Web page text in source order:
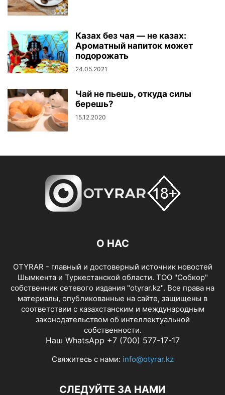
Казах без чая — не казах:
Ароматный напиток может
подорожать
24.05.2021
Чай не пьешь, откуда силы
берешь?
15.12.2020
О НАС
OTYRAR - главный и достоверный источник новостей
Шымкента и Туркестанской области. ТОО "Собкор"
собственник сетевого издания "otyrar.kz". Все права на
материалы, опубликованные на сайте, защищены в
соответствии с казахстанским и международным
законодательством об интеллектуальной
собственности.
Наш WhatsApp +7 (700) 577-17-17
Свяжитесь с нами: info@otyrar.kz
СЛЕДУЙТЕ ЗА НАМИ